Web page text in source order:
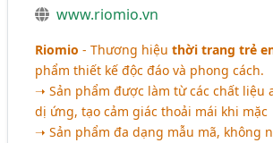
www.riomio.vn
Riomio - Thương hiệuthời trang trẻ
phẩm thiết kế độc đáo và phong cách.
➝ Sản phẩm được làm từ các chất liệu
dị ứng, tạo cảm giác thoải mái khi mặc
➝ Sản phẩm đa dạng mẫu mã, không